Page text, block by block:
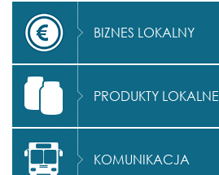
BIZNES LOKALNY
PRODUKTY LOKALNE
KOMUNIKACJA